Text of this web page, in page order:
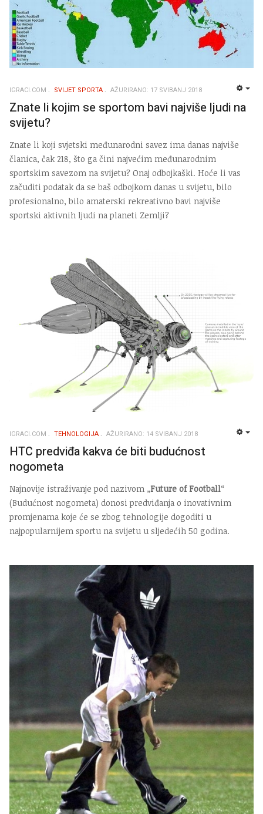
IGRACI.COM SVIJET SPORTA AŽURIRANO: 17 SVIBANJ 2018
Znate li kojim se sportom bavi najviše ljudi na
svijetu?
Znate li koji svjetski međunarodni savez ima danas najviše
članica, čak 218, što ga čini najvećim međunarodnim
sportskim savezom na svijetu? Onaj odbojkaški. Hoće li vas
začuditi podatak da se baš odbojkom danas u svijetu, bilo
profesionalno, bilo amaterski rekreativno bavi najviše
sportski aktivnih ljudi na planeti Zemlji?
IGRACI.COM TEHNOLOGIJA AŽURIRANO: 14 SVIBANJ 2018
HTC predviđa kakva će biti budućnost
nogometa
Najnovije istraživanje pod nazivom „Future of Football“
(Budućnost nogometa) donosi predviđanja o inovativnim
promjenama koje će se zbog tehnologije dogoditi u
najpopularnijem sportu na svijetu u sljedećih 50 godina.